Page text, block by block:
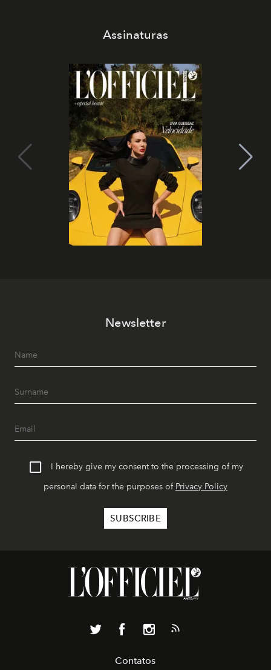
Assinaturas
Newsletter
I hereby give my consent to the processing of my
personal data for the purposes of Privacy Policy
Contatos